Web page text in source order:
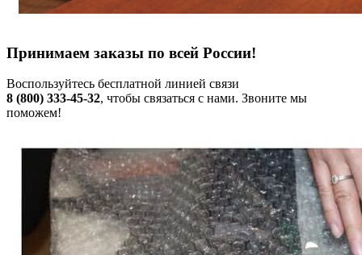
Принимаем заказы по всей России!
Воспользуйтесь бесплатной линией связи
8 (800) 333-45-32, чтобы связаться с нами. Звоните мы
поможем!